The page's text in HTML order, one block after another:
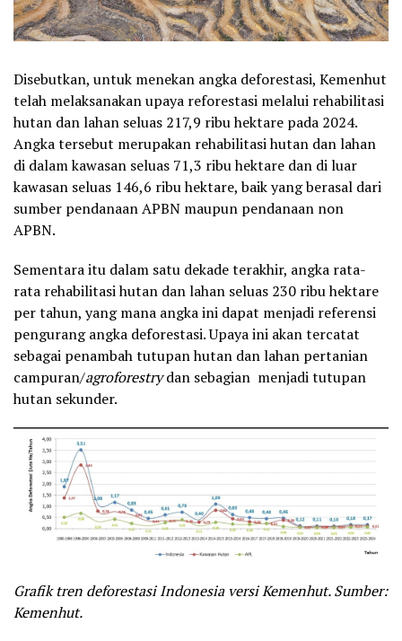
Disebutkan, untuk menekan angka deforestasi, Kemenhut
telah melaksanakan upaya reforestasi melalui rehabilitasi
hutan dan lahan seluas 217,9 ribu hektare pada 2024.
Angka tersebut merupakan rehabilitasi hutan dan lahan
di dalam kawasan seluas 71,3 ribu hektare dan di luar
kawasan seluas 146,6 ribu hektare, baik yang berasal dari
sumber pendanaan APBN maupun pendanaan non
APBN.
Sementara itu dalam satu dekade terakhir, angka rata-
rata rehabilitasi hutan dan lahan seluas 230 ribu hektare
per tahun, yang mana angka ini dapat menjadi referensi
pengurang angka deforestasi. Upaya ini akan tercatat
sebagai penambah tutupan hutan dan lahan pertanian
campuran/agroforestrydan sebagian menjadi tutupan
hutan sekunder.
Grafik tren deforestasi Indonesia versi Kemenhut. Sumber:
Kemenhut.